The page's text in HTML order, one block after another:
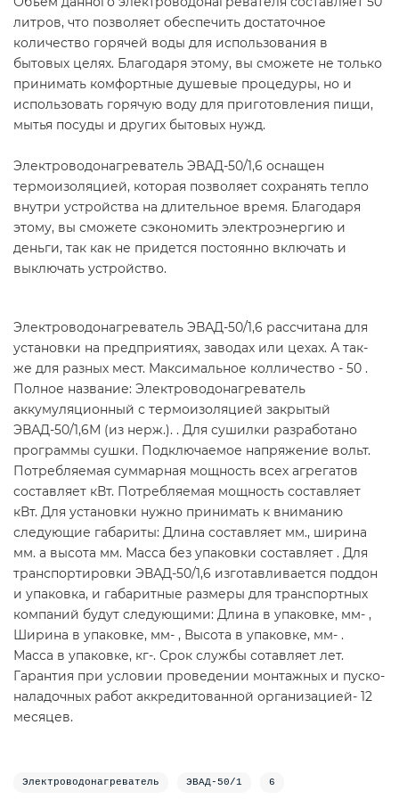
литров, что позволяет обеспечить достаточное
количество горячей воды для использования в
бытовых целях. Благодаря этому, вы сможете не только
принимать комфортные душевые процедуры, но и
использовать горячую воду для приготовления пищи,
мытья посуды и других бытовых нужд.
Электроводонагреватель ЭВАД-50/1,6 оснащен
термоизоляцией, которая позволяет сохранять тепло
внутри устройства на длительное время. Благодаря
этому, вы сможете сэкономить электроэнергию и
деньги, так как не придется постоянно включать и
выключать устройство.
Электроводонагреватель ЭВАД-50/1,6 рассчитана для
установки на предприятиях, заводах или цехах. А так-
же для разных мест. Максимальное колличество - 50 .
Полное название: Электроводонагреватель
аккумуляционный с термоизоляцией закрытый
ЭВАД-50/1,6М (из нерж.). . Для сушилки разработано
программы сушки. Подключаемое напряжение вольт.
Потребляемая суммарная мощность всех агрегатов
составляет кВт. Потребляемая мощность составляет
кВт. Для установки нужно принимать к вниманию
следующие габариты: Длина составляет мм., ширина
мм. а высота мм. Масса без упаковки составляет . Для
транспортировки ЭВАД-50/1,6 изготавливается поддон
и упаковка, и габаритные размеры для транспортных
компаний будут следующими: Длина в упаковке, мм- ,
Ширина в упаковке, мм- , Высота в упаковке, мм- .
Масса в упаковке, кг-. Срок службы сотавляет лет.
Гарантия при условии проведении монтажных и пуско-
наладочных работ аккредитованной организацией- 12
месяцев.
Электроводонагреватель ЭВАД-50/1 6